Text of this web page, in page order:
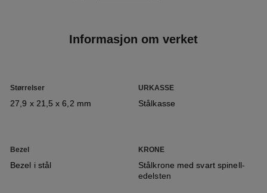
Informasjon om verket
Størrelser
27,9 x 21,5 x 6,2 mm
URKASSE
Stålkasse
Bezel
Bezel i stål
KRONE
Stålkrone med svart spinell-
edelsten